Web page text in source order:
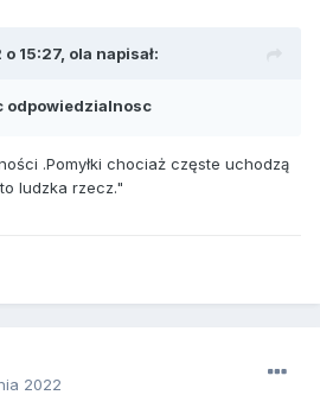
15:27, ola napisał:
odpowiedzialnosc
.Pomyłki chociaż częste uchodzą
ludzka rzecz."
2022